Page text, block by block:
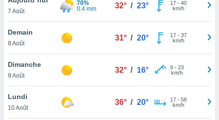
et
»,
au
vous
qu'ils
ou
7 Août
70%
0.4 mm
32° / 23° 17- 40
km/h
Demain
8 Août
31° / 20° 17- 37
km/h
Dimanche
9 Août
32° / 16° 9- 23
km/h
Lundi
10 Août
36° / 20° 17- 58
km/h